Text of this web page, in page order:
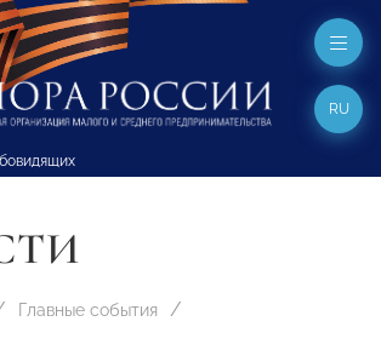
RU
Главные события